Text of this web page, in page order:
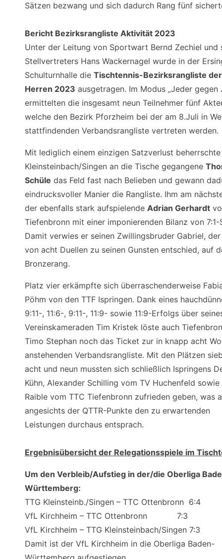
Sätzen bezwang und sich dadurch Rang fünf
Bericht Bezirksrangliste Aktivität 2023
Unter der Leitung von Sportwart Bernd Zechiel und
Stellvertreters Hans Wackernagel wurde in der
Schulturnhalle die Tischtennis-Bezirksrangliste der
Herren 2023 ausgetragen. Im Modus „Jeder gegen
ermittelten die insgesamt neun Teilnehmer fünf
welche den Bezirk Pforzheim bei der am 8.Juli in
stattfindenden Verbandsrangliste vertreten werden.
Mit lediglich einem einzigen Satzverlust
Kleinsteinbach/Singen an die Tische gegangene
Schüle das Feld fast nach Belieben und gewann
eindrucksvoller Manier die Rangliste. Ihm am
der ebenfalls stark aufspielende Adrian Gerhardt
Tiefenbronn mit einer imponierenden Bilanz von 7:1-
Damit verwies er seinen Zwillingsbruder Gabriel,
von acht Duellen zu seinen Gunsten entschied, auf
Bronzerang.
Platz vier erkämpfte sich überraschenderweise
Pöhm von den TTF Ispringen. Dank eines
9:11-, 11:6-, 9:11-, 11:9- sowie 11:9-Erfolgs über
Vereinskameraden Tim Kristek löste auch
Timo Stephan noch das Ticket zur in knapp acht
anstehenden Verbandsrangliste. Mit den Plätzen
acht und neun mussten sich schließlich Ispringens
Kühn, Alexander Schilling vom TV Huchenfeld sowie
Raible vom TTC Tiefenbronn zufrieden geben, was
angesichts der QTTR-Punkte den zu erwartenden
Leistungen durchaus entsprach.
Ergebnisübersicht der Relegationsspiele im
Um den Verbleib/Aufstieg in der/die Oberliga
Württemberg:
TTG Kleinsteinb./Singen – TTC Ottenbronn 6:4
VfL Kirchheim – TTC Ottenbronn 7:3
VfL Kirchheim – TTG Kleinsteinbach/Singen 7:3
Damit ist der VfL Kirchheim in die Oberliga Baden-